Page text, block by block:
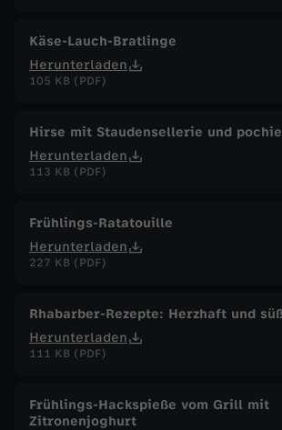
Käse-Lauch-Bratlinge
Herunterladen
105 KB (PDF)
Hirse mit Staudensellerie und
Herunterladen
113 KB (PDF)
Frühlings-Ratatouille
Herunterladen
227 KB (PDF)
Rhabarber-Rezepte: Herzhaft und
Herunterladen
111 KB (PDF)
Frühlings-Hackspieße vom Grill mit
Zitronenjoghurt